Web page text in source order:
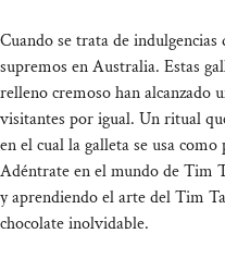
Cuando se trata de
supremos en Australia. Estas
relleno cremoso han alcanzado
visitantes por igual. Un ritual
en el cual la galleta se usa
Adéntrate en el mundo de Tim
y aprendiendo el arte del Tim
chocolate inolvidable.